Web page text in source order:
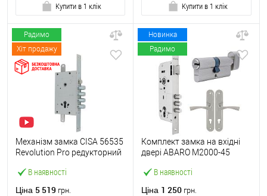
Купити в 1 клік Купити в 1 клік
Радимо
Хіт продажу
В наявності
Механізм замка CISA 56535
Revolution Pro редукторний
(BS67,5*85мм) хром
Ціна 5 519 грн.
Новинка
Радимо
В наявності
Комплект замка на вхідні
двері ABARO M2000-45
B100 60T і ручками KEDR
Ціна 1 250 грн.